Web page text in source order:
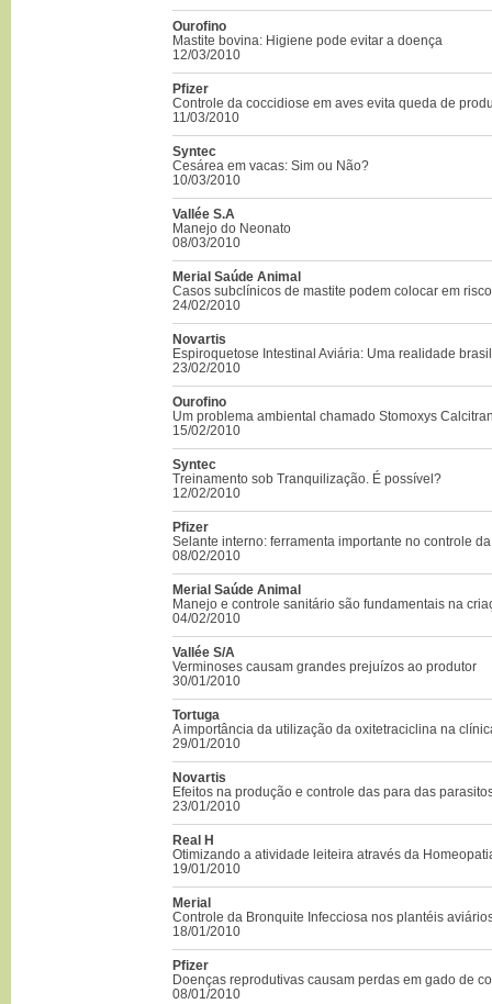
Ourofino
Mastite bovina: Higiene pode evitar a doença
12/03/2010
Pfizer
Controle da coccidiose em aves evita queda de
11/03/2010
Syntec
Cesárea em vacas: Sim ou Não?
10/03/2010
Vallée S.A
Manejo do Neonato
08/03/2010
Merial Saúde Animal
Casos subclínicos de mastite podem colocar em
24/02/2010
Novartis
Espiroquetose Intestinal Aviária: Uma realidade
23/02/2010
Ourofino
Um problema ambiental chamado Stomoxys
15/02/2010
Syntec
Treinamento sob Tranquilização. É possível?
12/02/2010
Pfizer
Selante interno: ferramenta importante no controle
08/02/2010
Merial Saúde Animal
Manejo e controle sanitário são fundamentais na
04/02/2010
Vallée S/A
Verminoses causam grandes prejuízos ao produtor
30/01/2010
Tortuga
A importância da utilização da oxitetraciclina na
29/01/2010
Novartis
Efeitos na produção e controle das para das
23/01/2010
Real H
Otimizando a atividade leiteira através da
19/01/2010
Merial
Controle da Bronquite Infecciosa nos plantéis
18/01/2010
Pfizer
Doenças reprodutivas causam perdas em gado de
08/01/2010